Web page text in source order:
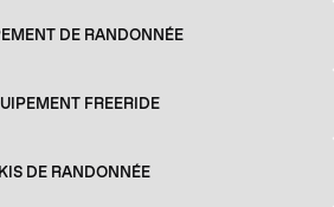
DE RANDONNÉE
FREERIDE
DE RANDONNÉE